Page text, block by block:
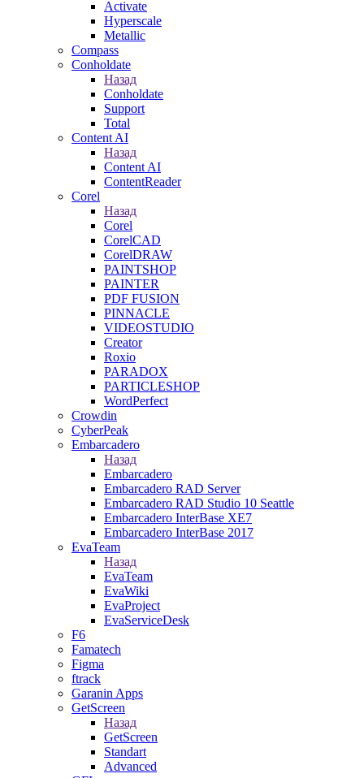
Activate
Hyperscale
Metallic
Compass
Conholdate
Назад
Conholdate
Support
Total
Content AI
Назад
Content AI
ContentReader
Corel
Назад
Corel
CorelCAD
CorelDRAW
PAINTSHOP
PAINTER
PDF FUSION
PINNACLE
VIDEOSTUDIO
Creator
Roxio
PARADOX
PARTICLESHOP
WordPerfect
Crowdin
CyberPeak
Embarcadero
Назад
Embarcadero
Embarcadero RAD Server
Embarcadero RAD Studio 10 Seattle
Embarcadero InterBase XE7
Embarcadero InterBase 2017
EvaTeam
Назад
EvaTeam
EvaWiki
EvaProject
EvaServiceDesk
F6
Famatech
Figma
ftrack
Garanin Apps
GetScreen
Назад
GetScreen
Standart
Advanced